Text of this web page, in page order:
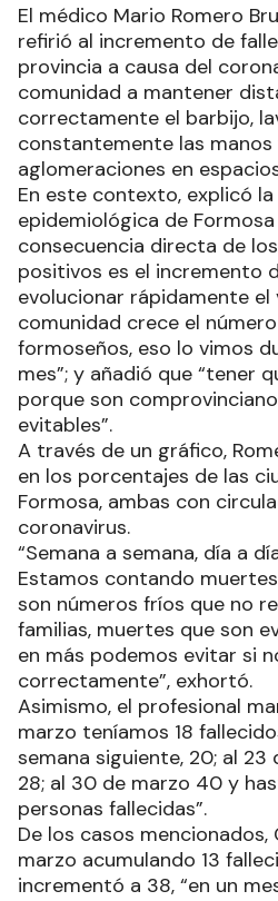
El médico Mario Romero
refirió al incremento de
provincia a causa del
comunidad a mantener
correctamente el barbijo,
constantemente las
aglomeraciones en
En este contexto, explicó
epidemiológica de
consecuencia directa de
positivos es el incremento
evolucionar rápidamente el
comunidad crece el
formoseños, eso lo vimos
mes”; y añadió que “tener
porque son
evitables”.
A través de un gráfico,
en los porcentajes de las
Formosa, ambas con
coronavirus.
“Semana a semana, día a
Estamos contando
son números fríos que no
familias, muertes que son
en más podemos evitar si
correctamente”, exhortó.
Asimismo, el profesional
marzo teníamos 18
semana siguiente, 20; al 23
28; al 30 de marzo 40 y
personas fallecidas”.
De los casos
marzo acumulando 13
incrementó a 38, “en un